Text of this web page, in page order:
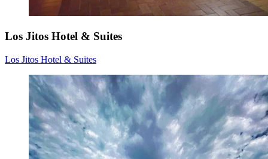
Los Jitos Hotel & Suites
Los Jitos Hotel & Suites